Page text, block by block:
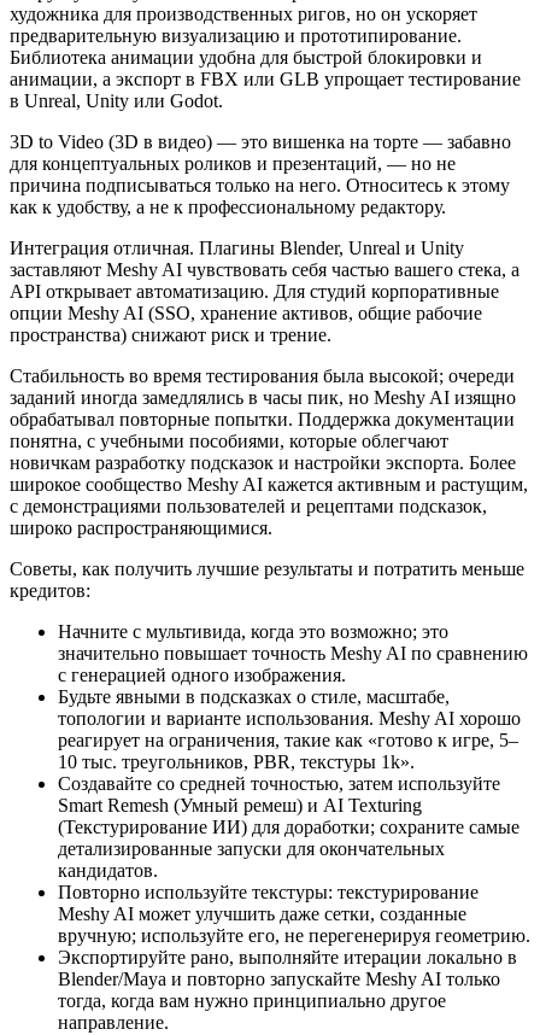
художника для производственных ригов, но он ускоряет
предварительную визуализацию и прототипирование.
Библиотека анимации удобна для быстрой блокировки и
анимации, а экспорт в FBX или GLB упрощает тестирование
в Unreal, Unity или Godot.
3D to Video (3D в видео) — это вишенка на торте — забавно
для концептуальных роликов и презентаций, — но не
причина подписываться только на него. Относитесь к этому
как к удобству, а не к профессиональному редактору.
Интеграция отличная. Плагины Blender, Unreal и Unity
заставляют Meshy AI чувствовать себя частью вашего стека, а
API открывает автоматизацию. Для студий корпоративные
опции Meshy AI (SSO, хранение активов, общие рабочие
пространства) снижают риск и трение.
Стабильность во время тестирования была высокой; очереди
заданий иногда замедлялись в часы пик, но Meshy AI изящно
обрабатывал повторные попытки. Поддержка документации
понятна, с учебными пособиями, которые облегчают
новичкам разработку подсказок и настройки экспорта. Более
широкое сообщество Meshy AI кажется активным и растущим,
с демонстрациями пользователей и рецептами подсказок,
широко распространяющимися.
Советы, как получить лучшие результаты и потратить меньше
кредитов:
Начните с мультивида, когда это возможно; это
значительно повышает точность Meshy AI по сравнению
с генерацией одного изображения.
Будьте явными в подсказках о стиле, масштабе,
топологии и варианте использования. Meshy AI хорошо
реагирует на ограничения, такие как «готово к игре, 5–
10 тыс. треугольников, PBR, текстуры 1k».
Создавайте со средней точностью, затем используйте
Smart Remesh (Умный ремеш) и AI Texturing
(Текстурирование ИИ) для доработки; сохраните самые
детализированные запуски для окончательных
кандидатов.
Повторно используйте текстуры: текстурирование
Meshy AI может улучшить даже сетки, созданные
вручную; используйте его, не перегенерируя геометрию.
Экспортируйте рано, выполняйте итерации локально в
Blender/Maya и повторно запускайте Meshy AI только
тогда, когда вам нужно принципиально другое
направление.